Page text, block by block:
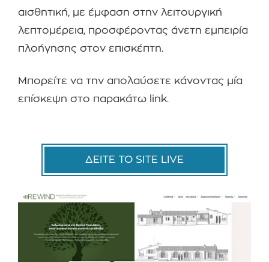
αισθητική, με έμφαση στην λειτουργική
λεπτομέρεια, προσφέροντας άνετη εμπειρία
πλοήγησης στον επισκέπτη.
Μπορείτε να την απολαύσετε κάνοντας μία
επίσκεψη στο παρακάτω link.
ΔΕΙΤΕ ΤΟ SITE LIVE